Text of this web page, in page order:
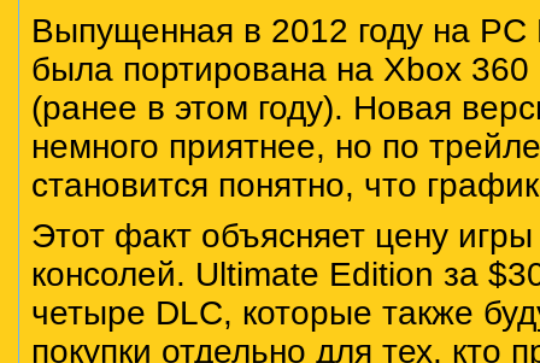
Выпущенная в 2012 году на PC
была портирована на Xbox
(ранее в этом году). Новая
немного приятнее, но по
становится понятно, что
Этот факт объясняет цену
консолей. Ultimate Edition за
четыре DLC, которые также
покупки отдельно для тех, кто